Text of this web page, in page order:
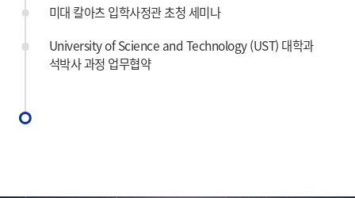
미대 칼아츠 입학사정관 초청 세미나
University of Science and Technology (UST) 대학과
석박사 과정 업무협약